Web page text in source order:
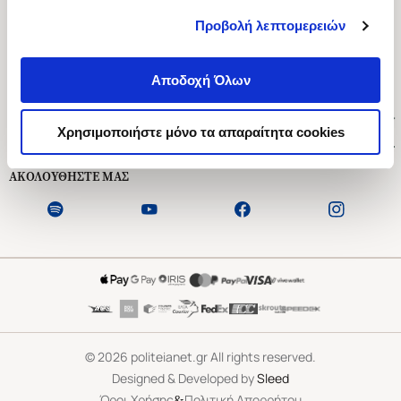
Προβολή λεπτομερειών
Αποδοχή Όλων
Χρησιμοποιήστε μόνο τα απαραίτητα cookies
Ασκληπιού 1-3, Αθήνα 106 79
Δευτέρα - Παρασκευή 09:00-21:00
Εξυπηρέτηση Πελατών
ΑΚΟΛΟΥΘΗΣΤΕ ΜΑΣ
©2026 politeianet.gr All rights reserved.
Designed & Developed bySleed